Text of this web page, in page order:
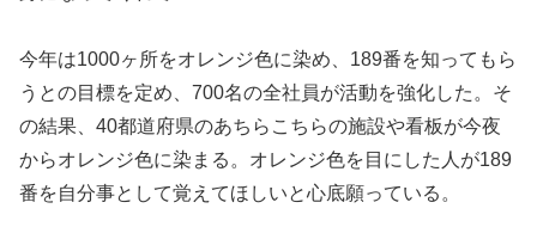
今年は1000ヶ所をオレンジ色に染め、189番を知ってもら
うとの目標を定め、700名の全社員が活動を強化した。そ
の結果、40都道府県のあちらこちらの施設や看板が今夜
からオレンジ色に染まる。オレンジ色を目にした人が189
番を自分事として覚えてほしいと心底願っている。